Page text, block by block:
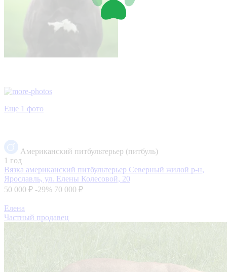
Еще 1 фото
Американский питбультерьер (питбуль)
1 год
Вязка американский питбультерьер Северный жилой р-н,
Ярославль, ул. Елены Колесовой, 20
50 000 ₽ -29% 70 000 ₽
Елена
Частный продавец